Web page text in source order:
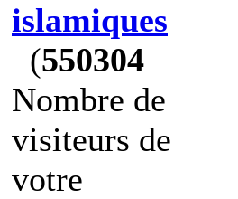
islamiques
(550304
Nombre de
visiteurs de
votre